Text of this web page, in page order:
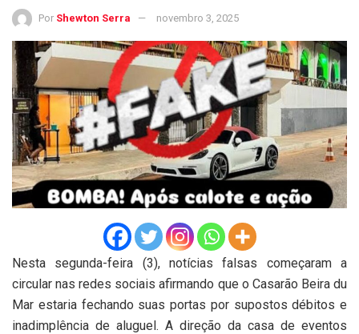
Por Shewton Serra novembro 3, 2025
Nesta segunda-feira (3), notícias falsas começaram a
circular nas redes sociais afirmando que o Casarão Beira du
Mar estaria fechando suas portas por supostos débitos e
inadimplência de aluguel. A direção da casa de eventos